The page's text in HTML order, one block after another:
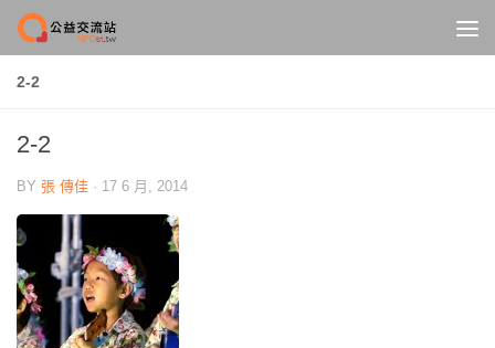
Skip to content
2-2
2-2
BY 張 傳佳 · 17 6 月, 2014